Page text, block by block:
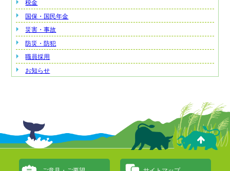
税金
国保・国民年金
災害・事故
防災・防犯
職員採用
お知らせ